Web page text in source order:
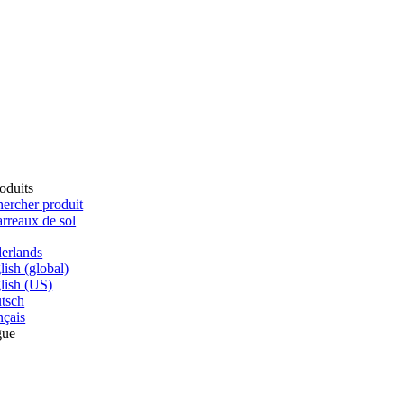
(global)
(US)
produit
de sol